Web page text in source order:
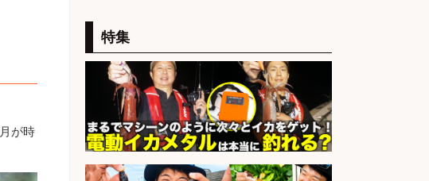
が時
会社名
sponsored by 求人ボックス
福岡「現場監督」/釣り好き歓迎/残
業10時間/経験者歓迎
会社名 広松久水産株式会社
sponsored by 求人ボックス
特集